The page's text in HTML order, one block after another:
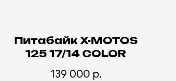
Питабайк X-MOTOS
125 17/14 COLOR
139 000 р.